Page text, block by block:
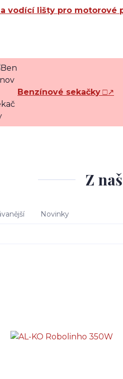
vodící lišty pro motorové
Benzínové sekačky □↗
Z
Novinky